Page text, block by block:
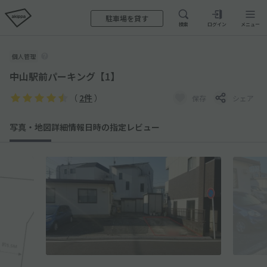
駐車場を貸す
検索 ログイン メニュー
個人管理
中山駅前パーキング【1】
（ 2件 ） 保存 シェア
写真・地図詳細情報日時の指定 レビュー